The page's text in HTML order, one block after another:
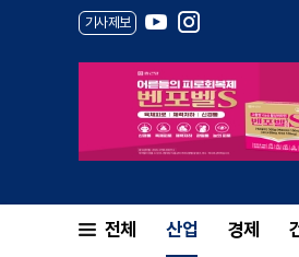
기사제보
전체 산업 경제